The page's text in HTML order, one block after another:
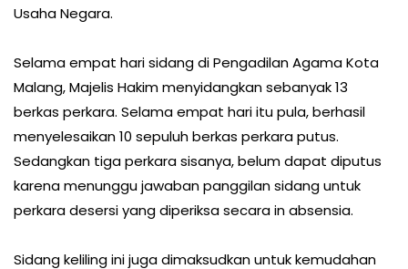
Usaha Negara.
Selama empat hari sidang di Pengadilan Agama Kota
Malang, Majelis Hakim menyidangkan sebanyak 13
berkas perkara. Selama empat hari itu pula, berhasil
menyelesaikan 10 sepuluh berkas perkara putus.
Sedangkan tiga perkara sisanya, belum dapat diputus
karena menunggu jawaban panggilan sidang untuk
perkara desersi yang diperiksa secara in absensia.
Sidang keliling ini juga dimaksudkan untuk kemudahan